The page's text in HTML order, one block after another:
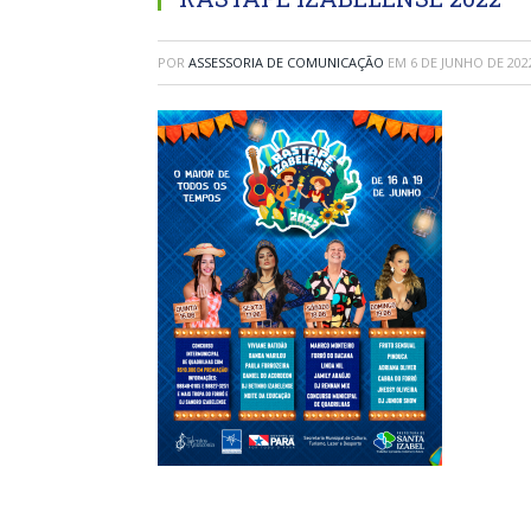
POR ASSESSORIA DE COMUNICAÇÃO EM 6 DE JUNHO DE